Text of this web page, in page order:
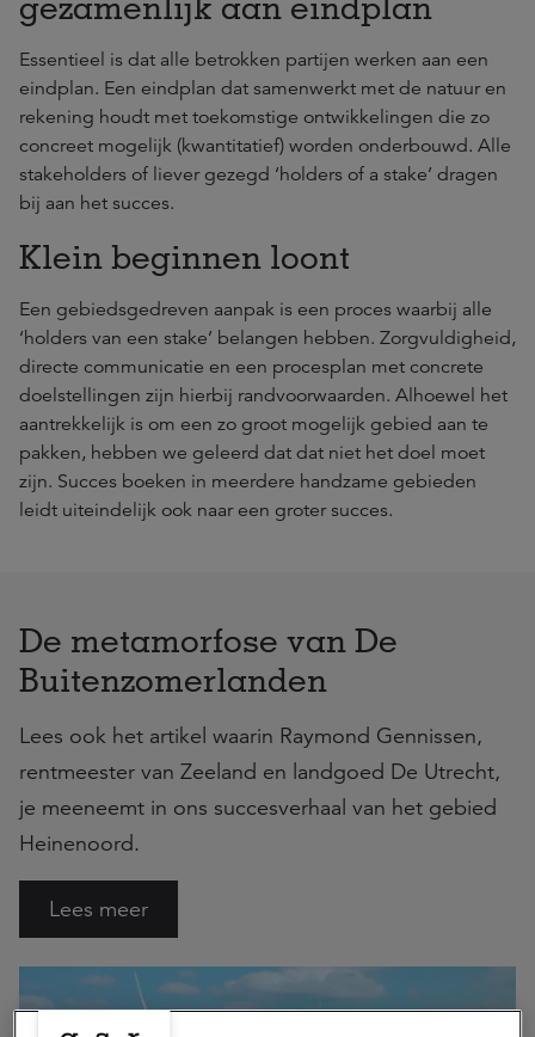
Essentieel is dat alle betrokken partijen werken aan een
eindplan. Een eindplan dat samenwerkt met de natuur en
rekening houdt met toekomstige ontwikkelingen die zo
concreet mogelijk (kwantitatief) worden onderbouwd. Alle
stakeholders of liever gezegd ‘holders of a stake’ dragen
bij aan het succes.
Klein beginnen loont
Een gebiedsgedreven aanpak is een proces waarbij alle
‘holders van een stake’ belangen hebben. Zorgvuldigheid,
directe communicatie en een procesplan met concrete
doelstellingen zijn hierbij randvoorwaarden. Alhoewel het
aantrekkelijk is om een zo groot mogelijk gebied aan te
pakken, hebben we geleerd dat dat niet het doel moet
zijn. Succes boeken in meerdere handzame gebieden
leidt uiteindelijk ook naar een groter succes.
De metamorfose van De
Buitenzomerlanden
Lees ook het artikel waarin Raymond Gennissen,
rentmeester van Zeeland en landgoed De Utrecht,
je meeneemt in ons succesverhaal van het gebied
Heinenoord.
Lees meer